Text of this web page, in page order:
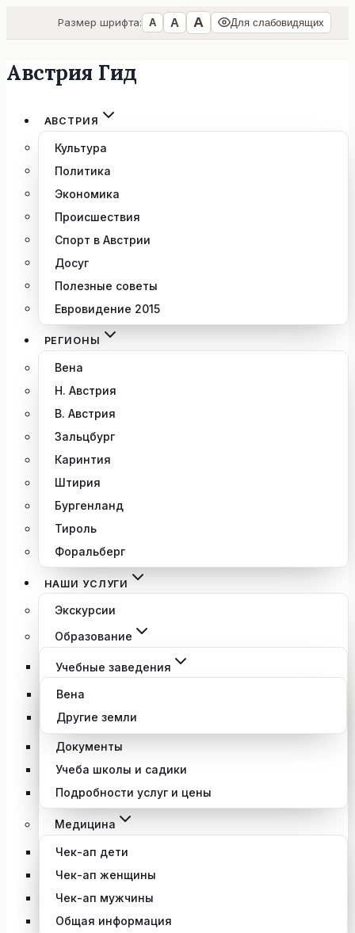
Размер шрифта: А А А Для слабовидящих
Перейти
содержимому
Австрия Гид
АВСТРИЯ
Культура
Политика
Экономика
Происшествия
Спорт в Австрии
Досуг
Полезные советы
Евровидение 2015
РЕГИОНЫ
Вена
Н. Австрия
В. Австрия
Зальцбург
Каринтия
Штирия
Бургенланд
Тироль
Форальберг
НАШИ УСЛУГИ
Экскурсии
Образование
Учебные заведения
Вена
Другие земли
Документы
Учеба школы и садики
Подробности услуг и цены
Медицина
Чек-ап дети
Чек-ап женщины
Чек-ап мужчины
Общая информация